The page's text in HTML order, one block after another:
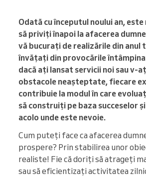
Odată cu începutul noului an,
să priviți înapoi la afacerea
vă bucurați de realizările din anul
învățați din provocările
dacă ați lansat servicii noi sau v-
obstacole neașteptate, fiecare
contribuie la modul în care
să construiți pe baza succeselor
acolo unde este nevoie.
Cum puteți face ca afacerea
prospere? Prin stabilirea unor
realiste! Fie că doriți să atrageți
sau să eficientizați activitatea